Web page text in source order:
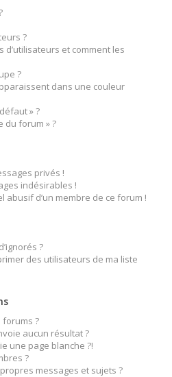
?
et comment les
?
dans une couleur
» ?
du forum » ?
privés !
indésirables !
abusif d’un membre de ce forum !
?
des utilisateurs de ma liste
forums ?
aucun résultat ?
une page blanche ?!
?
messages et sujets ?